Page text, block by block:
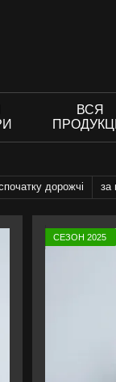
ВСЯ
дорожчі за
СЕЗОН 2025